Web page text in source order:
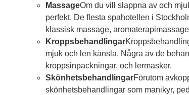
MassageOm du vill slappna av och
perfekt. De flesta spahotellen i
klassisk massage,
Kroppsbehandlingar
mjuk och len känsla. Några av de
kroppsinpackningar, och lermasker.
SkönhetsbehandlingarFörutom
skönhetsbehandlingar som manikyr,